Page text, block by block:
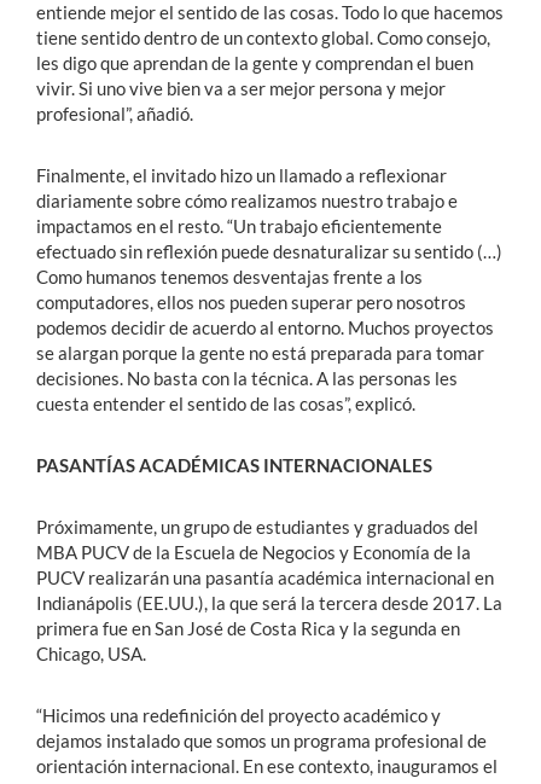
entiende mejor el sentido de las cosas. Todo lo que hacemos
tiene sentido dentro de un contexto global. Como consejo,
les digo que aprendan de la gente y comprendan el buen
vivir. Si uno vive bien va a ser mejor persona y mejor
profesional”, añadió.
Finalmente, el invitado hizo un llamado a reflexionar
diariamente sobre cómo realizamos nuestro trabajo e
impactamos en el resto. “Un trabajo eficientemente
efectuado sin reflexión puede desnaturalizar su sentido (…)
Como humanos tenemos desventajas frente a los
computadores, ellos nos pueden superar pero nosotros
podemos decidir de acuerdo al entorno. Muchos proyectos
se alargan porque la gente no está preparada para tomar
decisiones. No basta con la técnica. A las personas les
cuesta entender el sentido de las cosas”, explicó.
PASANTÍAS ACADÉMICAS INTERNACIONALES
Próximamente, un grupo de estudiantes y graduados del
MBA PUCV de la Escuela de Negocios y Economía de la
PUCV realizarán una pasantía académica internacional en
Indianápolis (EE.UU.), la que será la tercera desde 2017. La
primera fue en San José de Costa Rica y la segunda en
Chicago, USA.
“Hicimos una redefinición del proyecto académico y
dejamos instalado que somos un programa profesional de
orientación internacional. En ese contexto, inauguramos el